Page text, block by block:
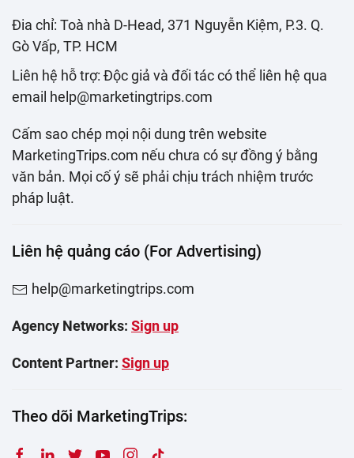
Đia chỉ: Toà nhà D-Head, 371 Nguyễn Kiệm, P.3. Q.
Gò Vấp, TP. HCM
Liên hệ hỗ trợ: Độc giả và đối tác có thể liên hệ qua
email help@marketingtrips.com
Cấm sao chép mọi nội dung trên website
MarketingTrips.com nếu chưa có sự đồng ý bằng
văn bản. Mọi cố ý sẽ phải chịu trách nhiệm trước
pháp luật.
Liên hệ quảng cáo (For Advertising)
help@marketingtrips.com
Agency Networks: Sign up
Content Partner: Sign up
Theo dõi MarketingTrips: